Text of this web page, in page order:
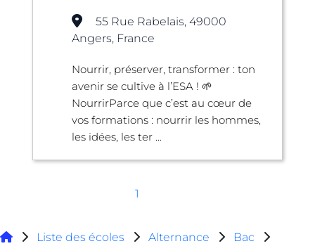
55 Rue Rabelais, 49000
Angers, France
Nourrir, préserver, transformer : ton
avenir se cultive à l’ESA ! 🌱
NourrirParce que c’est au cœur de
vos formations : nourrir les hommes,
les idées, les ter ...
1
Liste des écoles Alternance
Bac